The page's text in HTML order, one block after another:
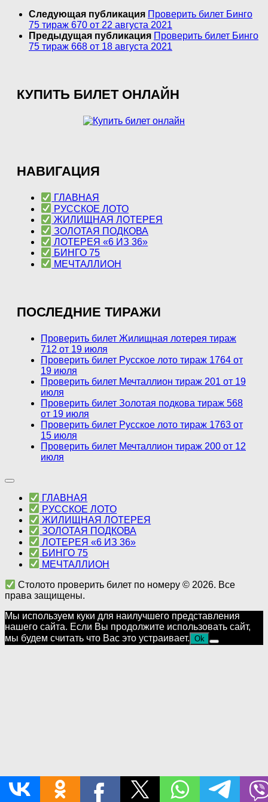
Следующая публикация Проверить билет Бинго
75 тираж 670 от 22 августа 2021
Предыдущая публикация Проверить билет Бинго
75 тираж 668 от 18 августа 2021
КУПИТЬ БИЛЕТ ОНЛАЙН
НАВИГАЦИЯ
ГЛАВНАЯ
РУССКОЕ ЛОТО
ЖИЛИЩНАЯ ЛОТЕРЕЯ
ЗОЛОТАЯ ПОДКОВА
ЛОТЕРЕЯ «6 ИЗ 36»
БИНГО 75
МЕЧТАЛЛИОН
ПОСЛЕДНИЕ ТИРАЖИ
Проверить билет Жилищная лотерея тираж
712 от 19 июля
Проверить билет Русское лото тираж 1764 от
19 июля
Проверить билет Мечталлион тираж 201 от 19
июля
Проверить билет Золотая подкова тираж 568
от 19 июля
Проверить билет Русское лото тираж 1763 от
15 июля
Проверить билет Мечталлион тираж 200 от 12
июля
ГЛАВНАЯ
РУССКОЕ ЛОТО
ЖИЛИЩНАЯ ЛОТЕРЕЯ
ЗОЛОТАЯ ПОДКОВА
ЛОТЕРЕЯ «6 ИЗ 36»
БИНГО 75
МЕЧТАЛЛИОН
Столото проверить билет по номеру © 2026. Все
права защищены.
Мы используем куки для наилучшего представления
нашего сайта. Если Вы продолжите использовать сайт,
мы будем считать что Вас это устраивает. Ok